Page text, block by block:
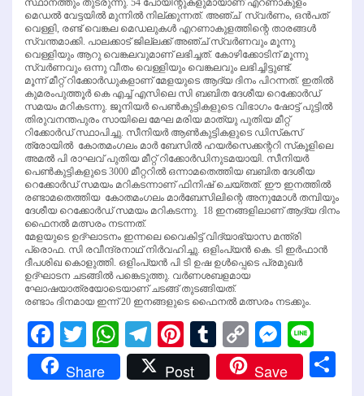
സ്ഥാനത്തും തുടരുന്നു. 54 പോയിന്റുകളുമായാണ് എറണാകുളം
മെഡല്‍ വേട്ടയില്‍ മുന്നില്‍ നില്ക്കുന്നത്. അഞ്ച് സ്വര്‍ണം, ഒന്‍പത്
വെള്ളി, രണ്ട് വെങ്കല മെഡലുകള്‍ എറണാകുളത്തിന്റെ താരങ്ങള്‍
സ്വന്തമാക്കി. പാലക്കാട് ജില്ലക്ക് അഞ്ച് സ്വര്‍ണവും മൂന്നു
വെള്ളിയും ആറു വെങ്കലവുമാണ് ലഭിച്ചത്. കോഴിക്കോടിന് മൂന്നു
സ്വര്‍ണവും ഒന്നു വീതം വെള്ളിയും വെങ്കലവും ലഭിച്ചിട്ടുണ്ട്.
മൂന്ന് മീറ്റ് റിക്കോര്‍ഡുകളാണ് മേളയുടെ ആദ്യ ദിനം പിറന്നത്. ഇതില്‍
കുമരംപുത്തൂര്‍ കെ എച്ച് എസിലെ സി ബബിത ദേശീയ റെക്കോര്‍ഡ്
സമയം മറികടന്നു. ജൂനിയര്‍ പെണ്‍കുട്ടികളുടെ വിഭാഗം ഷോട്ട് പുട്ടില്‍
തിരുവനന്തപുരം സായിലെ മേഘ മരിയ മാത്യു പുതിയ മീറ്റ്
റിക്കോര്‍ഡ് സ്ഥാപിച്ചു. സീനിയര്‍ ആണ്‍കുട്ടികളുടെ ഡിസ്‌കസ്
ത്രോയില്‍ കോതമംഗലം മാര്‍ ബേസില്‍ ഹയര്‍സെക്കന്ററി സ്‌കൂളിലെ
അമല്‍ പി രാഘവ് പുതിയ മീറ്റ് റിക്കോര്‍ഡിനുടമയായി. സീനിയര്‍
പെണ്‍കുട്ടികളുടെ 3000 മീറ്ററില്‍ ഒന്നാമതെത്തിയ ബബിത ദേശീയ
റെക്കോര്‍ഡ് സമയം മറികടന്നാണ് ഫിനിഷ് ചെയ്തത്. ഈ ഇനത്തില്‍
രണ്ടാമതെത്തിയ കോതമംഗലം മാര്‍ബേസിലിന്റെ അനുമോള്‍ തമ്പിയും
ദേശീയ റെക്കോര്‍ഡ് സമയം മറികടന്നു. 18 ഇനങ്ങളിലാണ് ആദ്യ ദിനം
ഫൈനല്‍ മത്സരം നടന്നത്.
മേളയുടെ ഉദ്ഘാടനം ഇന്നലെ വൈകിട്ട് വിദ്യാഭ്യാസ മന്ത്രി
പ്രൊഫ. സി രവീന്ദ്രനാഥ് നിര്‍വഹിച്ചു. ഒളിംപ്യന്‍ കെ. ടി ഇര്‍ഫാന്‍
ദീപശിഖ കൊളുത്തി. ഒളിംപ്യന്‍ പി ടി ഉഷ ഉള്‍പ്പെടെ പ്രമുഖര്‍
ഉദ്ഘാടന ചടങ്ങില്‍ പങ്കെടുത്തു. വര്‍ണശബളമായ
ഘോഷയാത്രയോടെയാണ് ചടങ്ങ് തുടങ്ങിയത്.
രണ്ടാം ദിനമായ ഇന്ന് 20 ഇനങ്ങളുടെ ഫൈനല്‍ മത്സരം നടക്കും.
Facebook
TwitterWhatsApp
Telegram
Pinterest
Tumblr
Copy
Link
Share Post Save